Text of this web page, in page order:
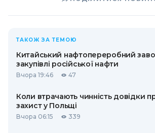
ТАКОЖ ЗА ТЕМОЮ
Китайський нафтопереробний
закупівлі російської нафти
Вчора 19:46 47
Коли втрачають чинність довідки
захист у Польщі
Вчора 06:15 339